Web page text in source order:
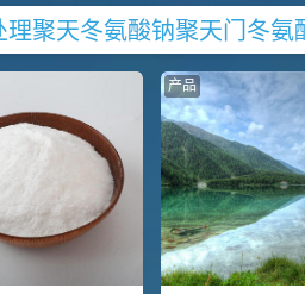
理聚天冬氨酸钠聚天门冬氨
产品